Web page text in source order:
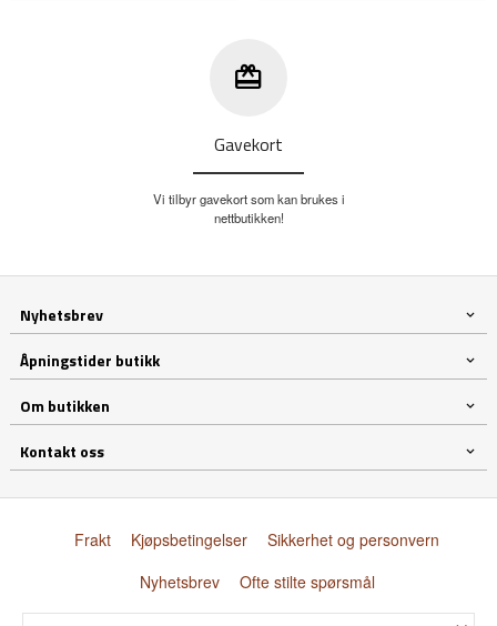
Gavekort
Vi tilbyr gavekort som kan brukes i
nettbutikken!
Nyhetsbrev
Åpningstider butikk
Om butikken
Kontakt oss
Frakt Kjøpsbetingelser
Sikkerhet og personvern
Nyhetsbrev
Ofte stilte spørsmål